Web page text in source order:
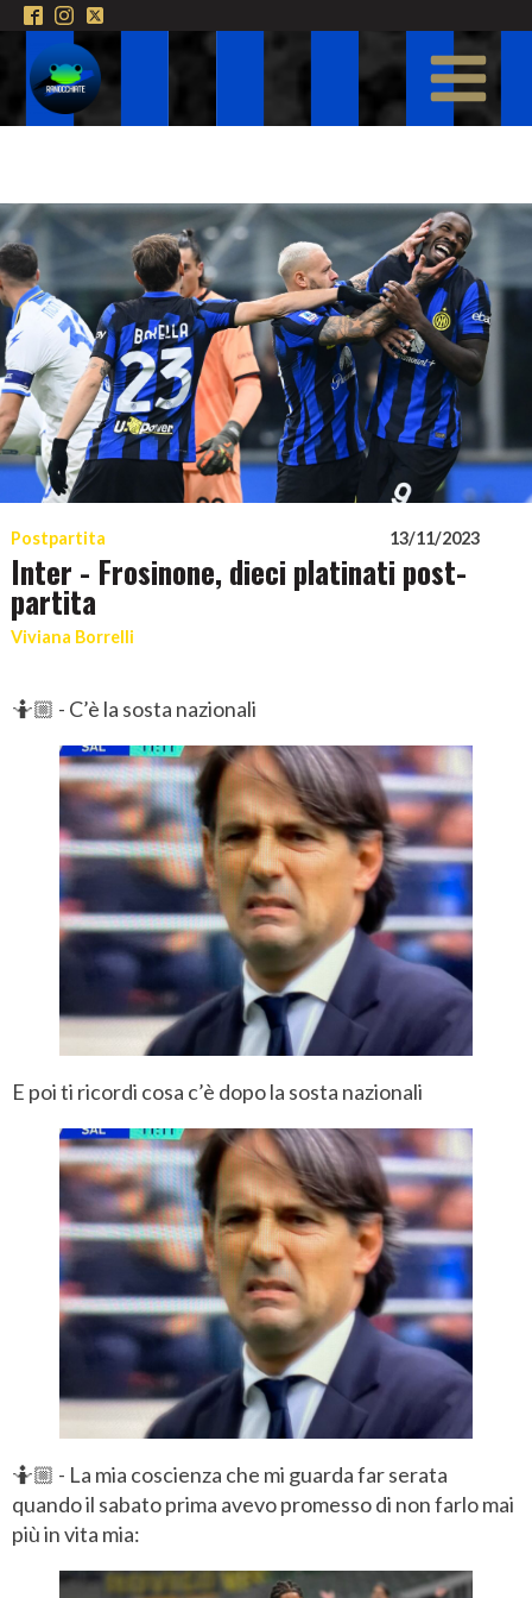
Postpartita 13/11/2023
Inter - Frosinone, dieci platinati post-
partita
Viviana Borrelli
🤷🏼 - C’è la sosta nazionali
E poi ti ricordi cosa c’è dopo la sosta nazionali
🤷🏼 - La mia coscienza che mi guarda far serata
quando il sabato prima avevo promesso di non farlo mai
più in vita mia: